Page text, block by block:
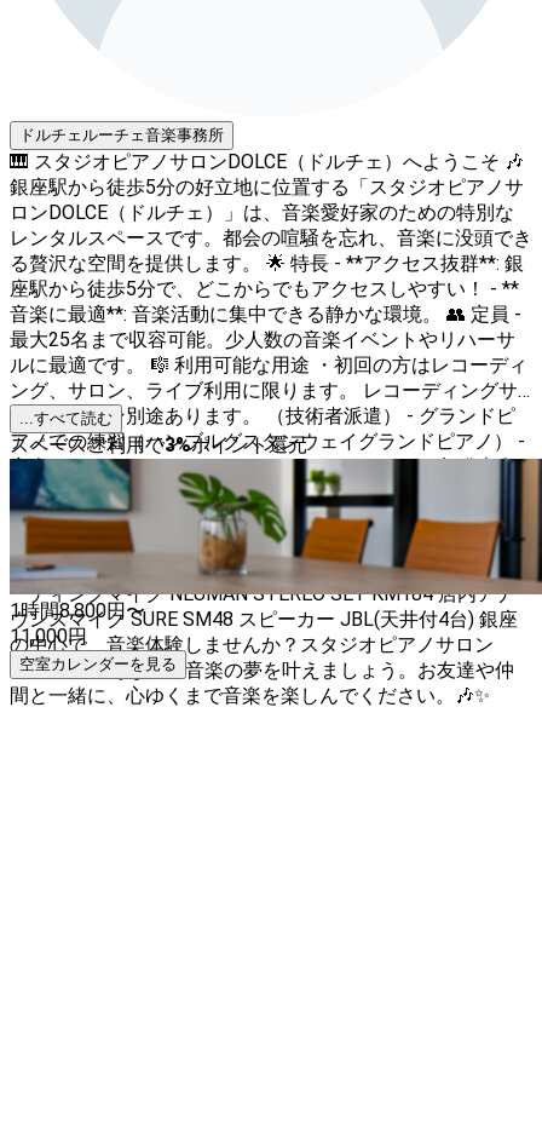
ドルチェルーチェ音楽事務所
🎹 スタジオピアノサロンDOLCE（ドルチェ）へようこそ 🎶
銀座駅から徒歩5分の好立地に位置する「スタジオピアノサ
ロンDOLCE（ドルチェ）」は、音楽愛好家のための特別な
レンタルスペースです。都会の喧騒を忘れ、音楽に没頭でき
る贅沢な空間を提供します。 🌟 特長 - **アクセス抜群**: 銀
座駅から徒歩5分で、どこからでもアクセスしやすい！ - **
音楽に最適**: 音楽活動に集中できる静かな環境。 👥 定員 -
最大25名まで収容可能。少人数の音楽イベントやリハーサ
ルに最適です。 🎼 利用可能な用途 ・初回の方はレコーディ
ング、サロン、ライブ利用に限ります。 レコーディングサ
ービスプラン別途あります。 （技術者派遣） - グランドピ
アノでの練習（ハンブルグスタンウェイグランドピアノ） -
音楽リハーサル - サロンコンサート -サロンライブ -発表会 -
ライブ - レコーディング -グランドピアノ - 音楽ワークショ
ップ -オーデション用録音 💡 設備 - ピアノをはじめとした音
楽機材（詳細はお問い合わせください） 譜面台 ３台 ピアノ
用レコーディングマイク DPA VO4099 PA アンサンブルレコ
ーディングマイク NEUMAN STEREO SET KM184 店内アナ
ウンスマイク SURE SM48 スピーカー JBL(天井付4台) 銀座
の中心で、音楽体験しませんか？スタジオピアノサロン
DOLCEで、あなたの音楽の夢を叶えましょう。お友達や仲
間と一緒に、心ゆくまで音楽を楽しんでください。🎶✨
...すべて読む
スペースご利用で3%ポイント還元
1時間8,800円〜
11,000円
空室カレンダーを見る